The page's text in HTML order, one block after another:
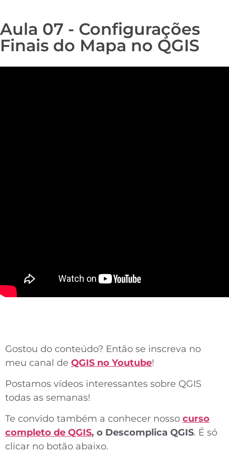
Aula 07 - Configurações
Finais do Mapa no QGIS
Gostou do conteúdo? Então se inscreva no
meu canal de QGIS no Youtube!
Postamos vídeos interessantes sobre QGIS
todas as semanas!
Te convido também a conhecer nosso curso
completo de QGIS, o Descomplica QGIS. É só
clicar no botão abaixo.